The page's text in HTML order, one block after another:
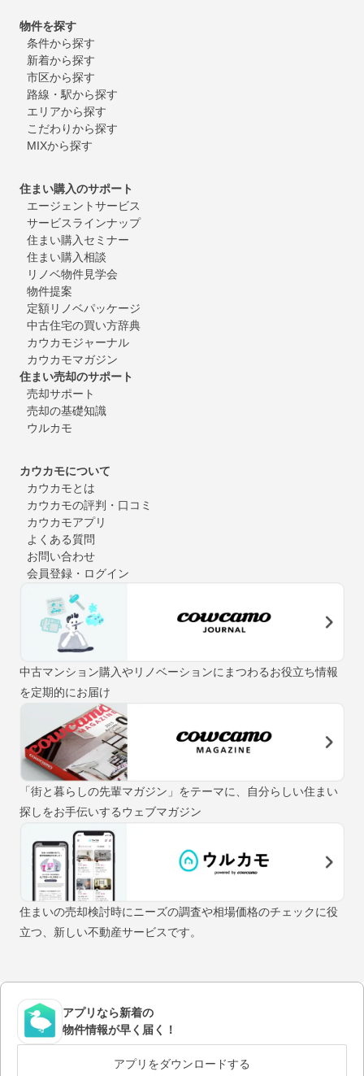
物件を探す
条件から探す
新着から探す
市区から探す
路線・駅から探す
エリアから探す
こだわりから探す
MIXから探す
住まい購入のサポート
エージェントサービス
サービスラインナップ
住まい購入セミナー
住まい購入相談
リノベ物件見学会
物件提案
定額リノベパッケージ
中古住宅の買い方辞典
カウカモジャーナル
カウカモマガジン
住まい売却のサポート
売却サポート
売却の基礎知識
ウルカモ
カウカモについて
カウカモとは
カウカモの評判・口コミ
カウカモアプリ
よくある質問
お問い合わせ
会員登録・ログイン
中古マンション購入やリノベーションにまつわるお役立ち情報
を定期的にお届け
「街と暮らしの先輩マガジン」をテーマに、自分らしい住まい
探しをお手伝いするウェブマガジン
住まいの売却検討時にニーズの調査や相場価格のチェックに役
立つ、新しい不動産サービスです。
アプリなら新着の
物件情報が早く届く！
アプリをダウンロードする